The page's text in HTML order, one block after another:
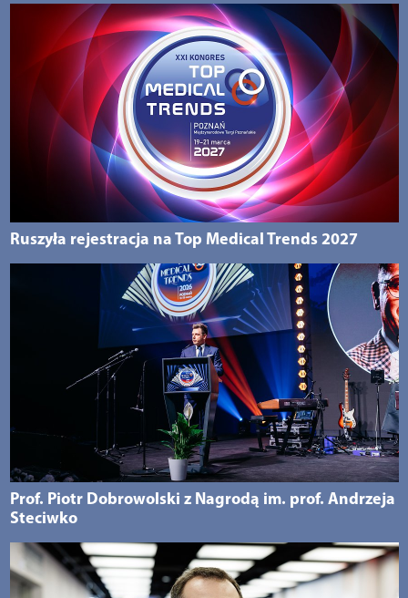
Ruszyła rejestracja na Top Medical Trends 2027
Prof. Piotr Dobrowolski z Nagrodą im. prof. Andrzeja
Steciwko